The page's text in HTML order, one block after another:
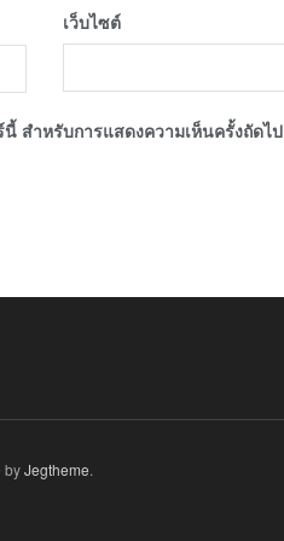
เว็บไซต์
สำหรับการแสดงความเห็นครั้งถัดไป
byJegtheme.